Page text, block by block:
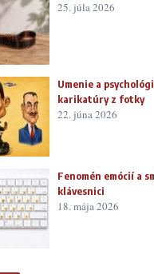
25. júla 2026
Umenie a
karikatúry z fotky
22. júna 2026
Fenomén emócií a
klávesnici
18. mája 2026